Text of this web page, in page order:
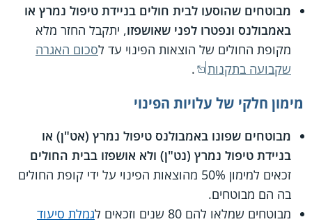
מבוטחים שהוסעו לבית חולים בניידת טיפול נמרץ או
באמבולנס ונפטרו לפני שאושפזו, יתקבל החזר מלא
מקופת החולים של הוצאות הפינוי עד לסכום האגרה
שקבועה בתקנות
.
מימון חלקי של עלויות הפינוי
מבוטחים שפונו באמבולנס טיפול נמרץ (אט"ן) או
בניידת טיפול נמרץ (נט"ן) ולא אושפזו בבית החולים
זכאים למימון 50% מהוצאות הפינוי על ידי קופת החולים
בה הם מבוטחים.
מבוטחים שמלאו להם 80 שנים וזכאים ל
גמלת סיעוד